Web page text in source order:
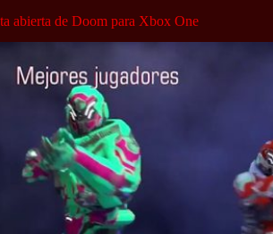
abierta de Doom para Xbox One